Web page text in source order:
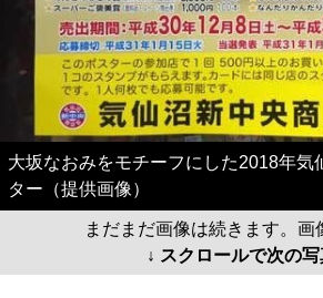
大坂なおみをモチーフにした2018年気
ター（提供画像）
まだまだ画像は続きます。画
↓ スクロールで次の写